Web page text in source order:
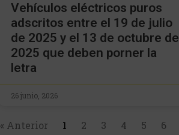
Vehículos eléctricos puros
adscritos entre el 19 de julio
de 2025 y el 13 de octubre de
2025 que deben porner la
letra
26 junio, 2026
« Anterior 1 2 3 4 5 6